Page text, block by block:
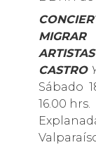
MIGRAR
CASTRO
Sábado
16.00 hrs.